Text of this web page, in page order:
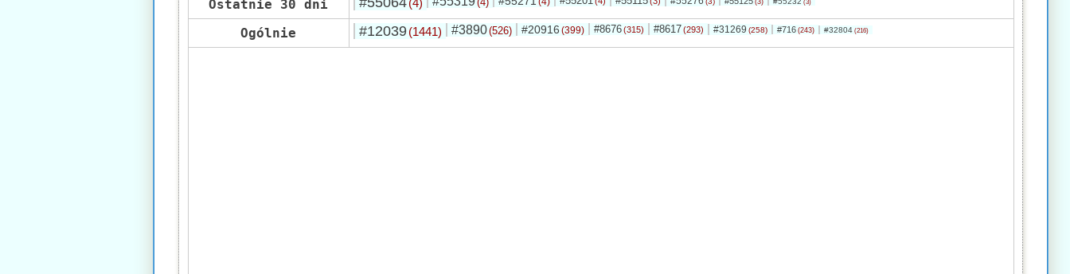
Ostatnie 30 dni (4) (3) (3)
Ogólnie #12039 (1441) #3890(526) #20916 (399) #8676 (315) #8617 (293) #31269 (258) #716 (243) #32804 (216)